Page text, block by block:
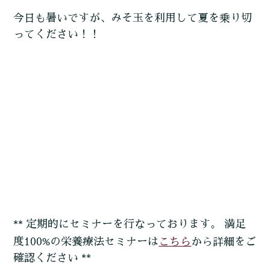
今日も暑いですが、みそ玉を利用して夏を乗り切
ってください！！
** 定期的にセミナーを行なっております。 満足
度100%の栄養療法セミナーは こちら から詳細をご
確認ください **